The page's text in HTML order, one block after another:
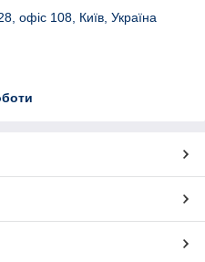
офіс 108, Київ, Україна